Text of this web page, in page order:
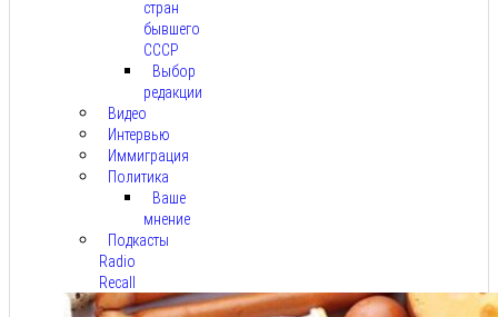
стран
бывшего
СССР
Выбор
редакции
Видео
Интервью
Иммиграция
Политика
Ваше
мнение
Подкасты
Radio
Recall